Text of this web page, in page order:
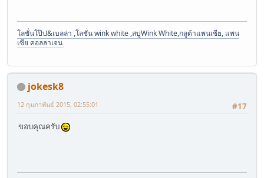
โลชั่นโป๊ป&เบลล่า ,โลชั่น wink white ,สบู่Wink White,กลูต้าแพนเซีย, แพน
เซีย คอลลาเจน
jokesk8
#17
12 กุมภาพันธ์ 2015, 02:55:01
ขอบคุณครับ